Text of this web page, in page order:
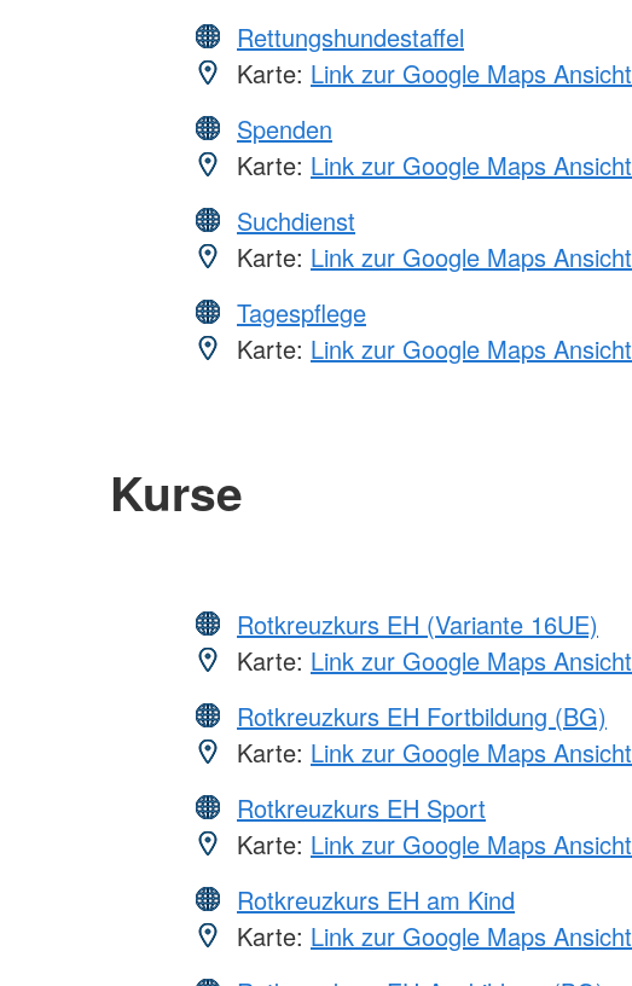
Rettungshundestaffel
Karte: Link zur Google Maps Ansicht
Spenden
Karte: Link zur Google Maps Ansicht
Suchdienst
Karte: Link zur Google Maps Ansicht
Tagespflege
Karte: Link zur Google Maps Ansicht
Kurse
Rotkreuzkurs EH (Variante 16UE)
Karte: Link zur Google Maps Ansicht
Rotkreuzkurs EH Fortbildung (BG)
Karte: Link zur Google Maps Ansicht
Rotkreuzkurs EH Sport
Karte: Link zur Google Maps Ansicht
Rotkreuzkurs EH am Kind
Karte: Link zur Google Maps Ansicht